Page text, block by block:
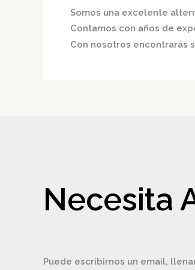
Somos una excelente
Contamos con años de
Con nosotros encontrarás
Necesita
Puede escribirnos un email,